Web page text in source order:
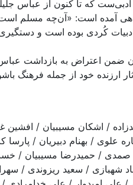
ادبی‌ست كه تا كنون از عباس
آمده است: «آن‌چه مسلم
كُردی بوده است و
ضمن اعتراض به
ارزنده خود از جمله
/ اشكان مسيبيان / افشین
علوی / بهنام دبيريان /
/ حميدرضا مسيبيان /
شهبازی / سعيد ريزوندی